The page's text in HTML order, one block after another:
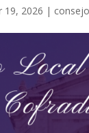
19, 2026 | consejo